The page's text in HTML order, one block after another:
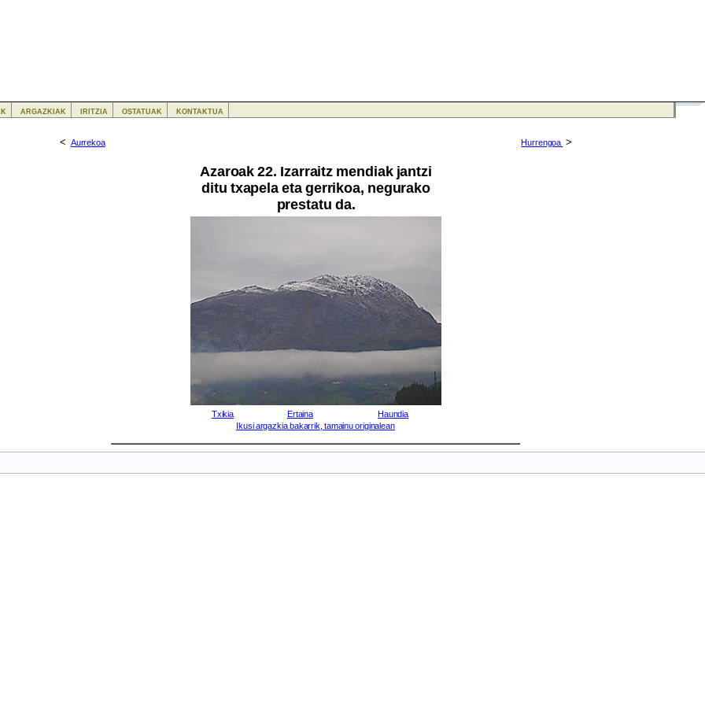
< Aurrekoa
Azaroak 22. Izarraitz mendiak jantzi
ditu txapela eta gerrikoa, negurako
prestatu da.
Hurrengoa >
Txikia Ertaina
Haundia
Ikusi argazkia bakarrik, tamainu originalean
argazkiak iritzia ostatuak kontaktua